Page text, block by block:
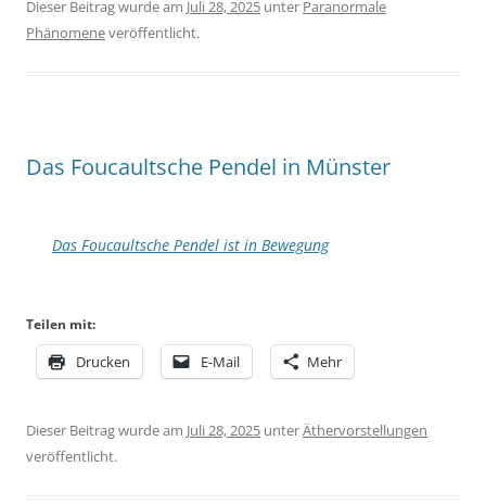
Dieser Beitrag wurde am Juli 28, 2025 unter Paranormale
Phänomeneveröffentlicht.
Das Foucaultsche Pendel in Münster
Das Foucaultsche Pendel ist in Bewegung
Teilen mit:
Drucken E-Mail Mehr
Dieser Beitrag wurde am Juli 28, 2025 unterÄthervorstellungen
veröffentlicht.